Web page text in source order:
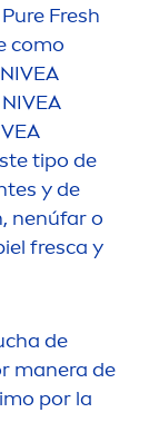
Pure Fresh
como
NIVEA
NIVEA
tipo de
y de
nenúfar o
fresca y
de
manera de
por la